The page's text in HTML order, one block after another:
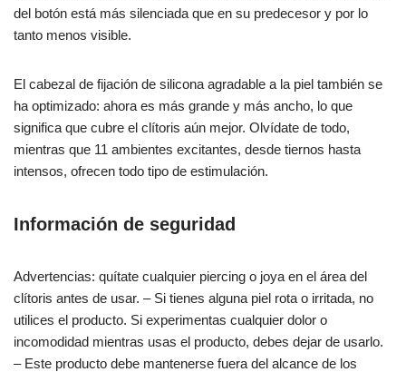
del botón está más silenciada que en su predecesor y por lo
tanto menos visible.
El cabezal de fijación de silicona agradable a la piel también se
ha optimizado: ahora es más grande y más ancho, lo que
significa que cubre el clítoris aún mejor. Olvídate de todo,
mientras que 11 ambientes excitantes, desde tiernos hasta
intensos, ofrecen todo tipo de estimulación.
Información de seguridad
Advertencias: quítate cualquier piercing o joya en el área del
clítoris antes de usar. – Si tienes alguna piel rota o irritada, no
utilices el producto. Si experimentas cualquier dolor o
incomodidad mientras usas el producto, debes dejar de usarlo.
– Este producto debe mantenerse fuera del alcance de los